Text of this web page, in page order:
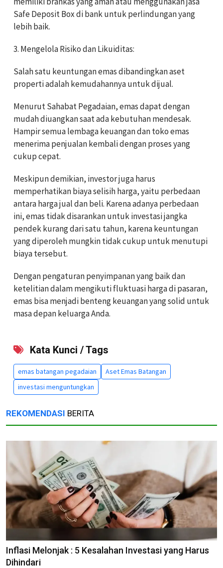
Safe Deposit Box di bank untuk perlindungan yang
lebih baik.
3. Mengelola Risiko dan Likuiditas:
Salah satu keuntungan emas dibandingkan aset
properti adalah kemudahannya untuk dijual.
Menurut Sahabat Pegadaian, emas dapat dengan
mudah diuangkan saat ada kebutuhan mendesak.
Hampir semua lembaga keuangan dan toko emas
menerima penjualan kembali dengan proses yang
cukup cepat.
Meskipun demikian, investor juga harus
memperhatikan biaya selisih harga, yaitu perbedaan
antara harga jual dan beli. Karena adanya perbedaan
ini, emas tidak disarankan untuk investasi jangka
pendek kurang dari satu tahun, karena keuntungan
yang diperoleh mungkin tidak cukup untuk menutupi
biaya tersebut.
Dengan pengaturan penyimpanan yang baik dan
ketelitian dalam mengikuti fluktuasi harga di pasaran,
emas bisa menjadi benteng keuangan yang solid untuk
masa depan keluarga Anda.
Kata Kunci / Tags
emas batangan pegadaian
Aset Emas Batangan
investasi menguntungkan
REKOMENDASI BERITA
Inflasi Melonjak : 5 Kesalahan Investasi yang Harus
Dihindari